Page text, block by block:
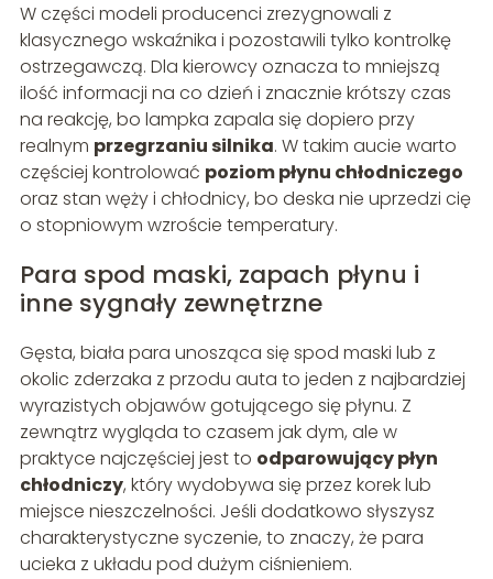
W części modeli producenci zrezygnowali z
klasycznego wskaźnika i pozostawili tylko kontrolkę
ostrzegawczą. Dla kierowcy oznacza to mniejszą
ilość informacji na co dzień i znacznie krótszy czas
na reakcję, bo lampka zapala się dopiero przy
realnym przegrzaniu silnika. W takim aucie warto
częściej kontrolować poziom płynu chłodniczego
oraz stan węży i chłodnicy, bo deska nie uprzedzi cię
o stopniowym wzroście temperatury.
Para spod maski, zapach płynu i
inne sygnały zewnętrzne
Gęsta, biała para unosząca się spod maski lub z
okolic zderzaka z przodu auta to jeden z najbardziej
wyrazistych objawów gotującego się płynu. Z
zewnątrz wygląda to czasem jak dym, ale w
praktyce najczęściej jest to odparowujący płyn
chłodniczy, który wydobywa się przez korek lub
miejsce nieszczelności. Jeśli dodatkowo słyszysz
charakterystyczne syczenie, to znaczy, że para
ucieka z układu pod dużym ciśnieniem.